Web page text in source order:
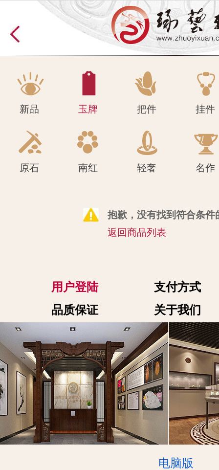
原石 南红 轻奢 名作
新品 玉牌 把件 挂件
原石 南红 轻奢 名作
抱歉，没有找到符合条件
返回商品列表
用户登陆
支付方式
品质保证
关于我们
电脑版